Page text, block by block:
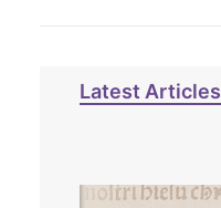
Latest Articles